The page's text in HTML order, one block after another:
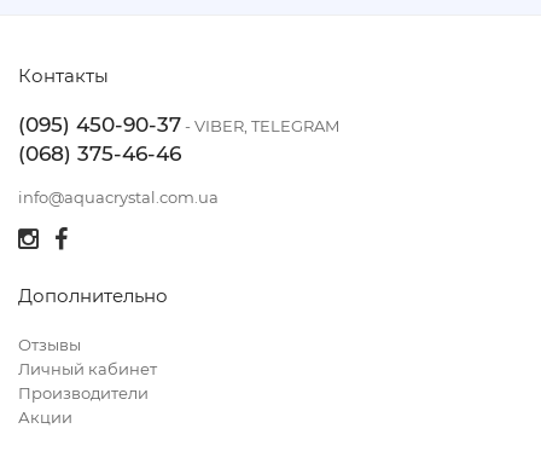
Контакты
(095) 450-90-37- VIBER, TELEGRAM
(068) 375-46-46
info@aquacrystal.com.ua
Дополнительно
Отзывы
Личный кабинет
Производители
Акции